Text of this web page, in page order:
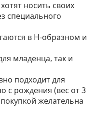
носить своих
специального
в Н-образном и
младенца, так и
подходит для
с рождения (вес от 3
желательна